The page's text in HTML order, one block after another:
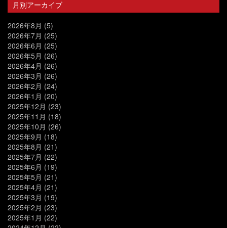
月別アーカイブ
2026年8月 (5)
2026年7月 (25)
2026年6月 (25)
2026年5月 (26)
2026年4月 (26)
2026年3月 (26)
2026年2月 (24)
2026年1月 (20)
2025年12月 (23)
2025年11月 (18)
2025年10月 (26)
2025年9月 (18)
2025年8月 (21)
2025年7月 (22)
2025年6月 (19)
2025年5月 (21)
2025年4月 (21)
2025年3月 (19)
2025年2月 (23)
2025年1月 (22)